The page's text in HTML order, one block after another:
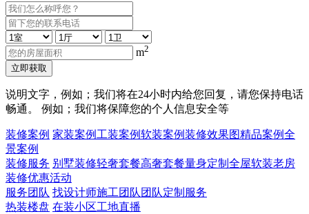
m2
立即获取
说明文字，例如；我们将在24小时内给您回复，请您保持电话
畅通。 例如；我们将保障您的个人信息安全等
装修案例 家装案例 工装案例软装案例装修效果图精品案例全
景案例
装修服务 别墅装修轻奢套餐高奢套餐量身定制 全屋软装老房
装修优惠活动
服务团队 找设计师施工团队 团队定制服务
热装楼盘 在装小区工地直播